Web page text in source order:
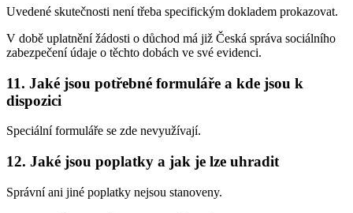
Uvedené skutečnosti není třeba specifickým dokladem prokazovat.
V době uplatnění žádosti o důchod má již Česká správa sociálního
zabezpečení údaje o těchto dobách ve své evidenci.
11. Jaké jsou potřebné formuláře a kde jsou k
dispozici
Speciální formuláře se zde nevyužívají.
12. Jaké jsou poplatky a jak je lze uhradit
Správní ani jiné poplatky nejsou stanoveny.